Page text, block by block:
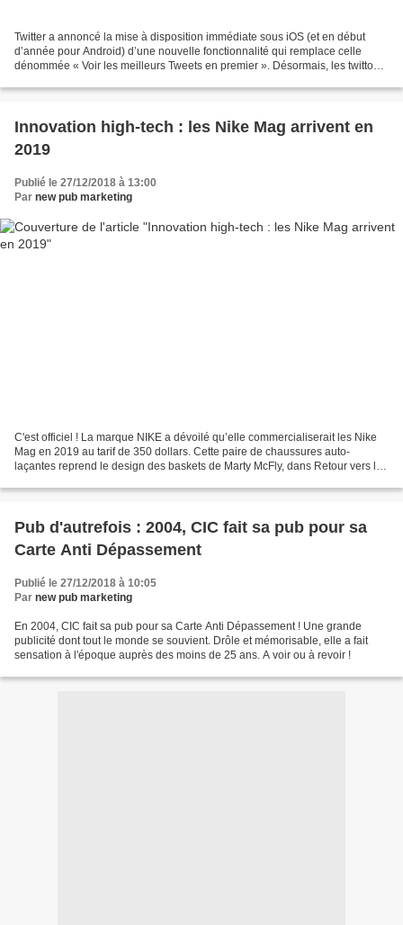
Twitter a annoncé la mise à disposition immédiate sous iOS (et en début
d’année pour Android) d’une nouvelle fonctionnalité qui remplace celle
dénommée « Voir les meilleurs Tweets en premier ». Désormais, les twittos
Innovation high-tech : les Nike Mag arrivent en
2019
Publié le 27/12/2018 à 13:00
Par new pub marketing
C'est officiel ! La marque NIKE a dévoilé qu’elle commercialiserait les Nike
Mag en 2019 au tarif de 350 dollars. Cette paire de chaussures auto-
laçantes reprend le design des baskets de Marty McFly, dans Retour vers le
Pub d'autrefois : 2004, CIC fait sa pub pour sa
Carte Anti Dépassement
Publié le 27/12/2018 à 10:05
Par new pub marketing
En 2004, CIC fait sa pub pour sa Carte Anti Dépassement ! Une grande
publicité dont tout le monde se souvient. Drôle et mémorisable, elle a fait
sensation à l'époque auprès des moins de 25 ans. A voir ou à revoir !